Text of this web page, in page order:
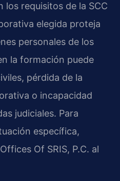
requisitos de la SCC
elegida proteja
personales de los
la formación puede
pérdida de la
o incapacidad
judiciales. Para
específica,
Of SRIS, P.C. al